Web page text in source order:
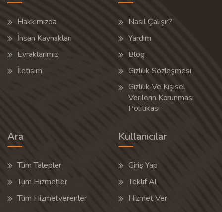
Hakkımızda
İnsan Kaynakları
Evraklarımız
İletisim
Nasıl Çalışır?
Yardım
Blog
Gizlilik Sözleşmesi
Gizlilik Ve Kişisel
Verilerin Korunması
Politikası
Ara
Tüm Talepler
Tüm Hizmetler
Tüm Hizmetverenler
Kullanıcılar
Giriş Yap
Teklif Al
Hizmet Ver